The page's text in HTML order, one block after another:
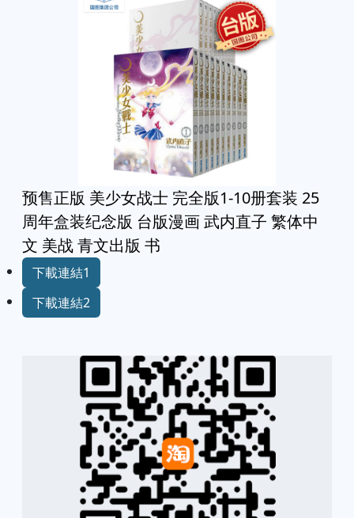
预售正版 美少女战士 完全版1-10册套装 25
周年盒装纪念版 台版漫画 武内直子 繁体中
文 美战 青文出版 书
下載連結1
下載連結2